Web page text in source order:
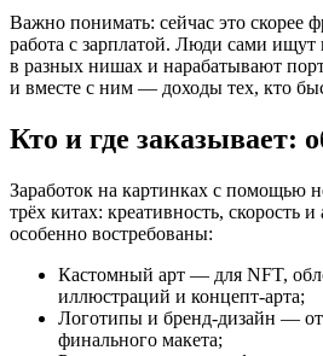
Важно понимать: сейчас это скорее
работа с зарплатой. Люди сами ищут
в разных нишах и нарабатывают
и вместе с ним — доходы тех, кто
Кто и где заказывает:
Заработок на картинках с помощью
трёх китах: креативность, скорость
особенно востребованы:
Кастомный арт — для NFT,
иллюстраций и концепт-арта;
Логотипы и бренд-дизайн —
финального макета;